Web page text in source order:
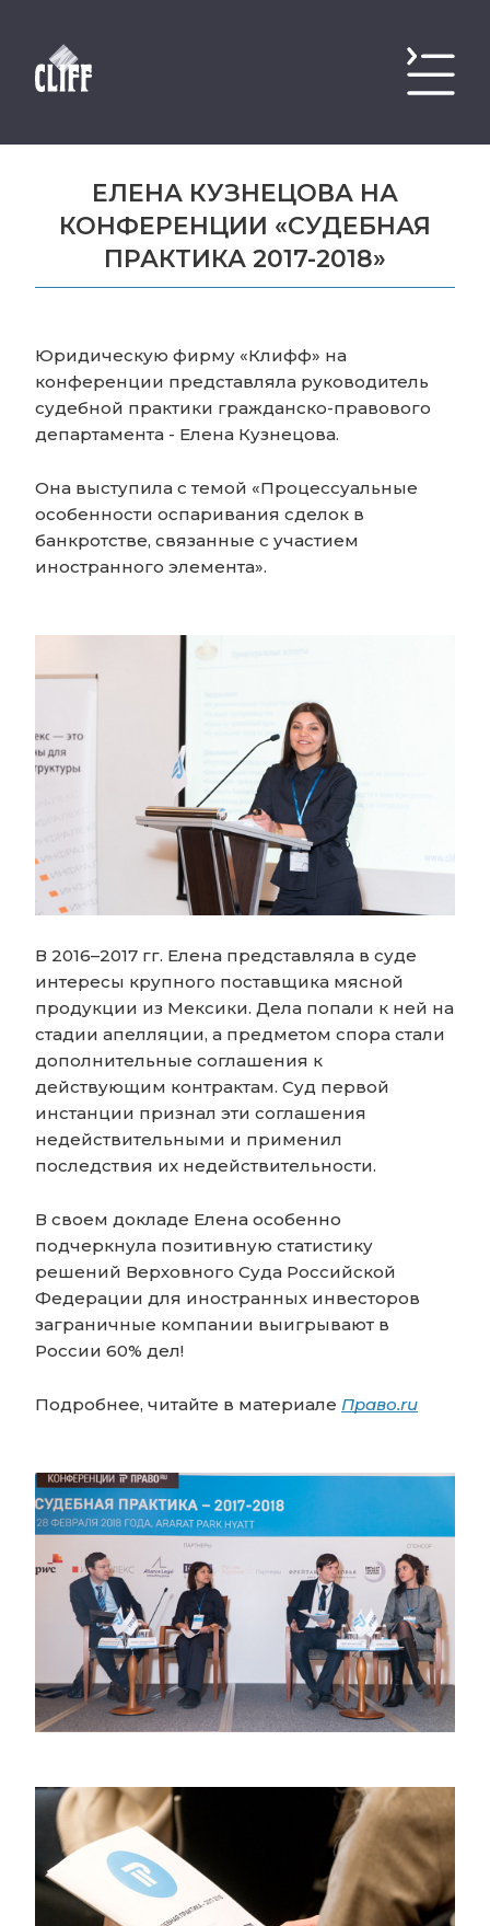
ЕЛЕНА КУЗНЕЦОВА НА
КОНФЕРЕНЦИИ «СУДЕБНАЯ
ПРАКТИКА 2017-2018»
Юридическую фирму «Клифф» на
конференции представляла руководитель
судебной практики гражданско-правового
департамента - Елена Кузнецова.
Она выступила с темой «Процессуальные
особенности оспаривания сделок в
банкротстве, связанные с участием
иностранного элемента».
В 2016–2017 гг. Елена представляла в суде
интересы крупного поставщика мясной
продукции из Мексики. Дела попали к ней на
стадии апелляции, а предметом спора стали
дополнительные соглашения к
действующим контрактам. Суд первой
инстанции признал эти соглашения
недействительными и применил
последствия их недействительности.
В своем докладе Елена особенно
подчеркнула позитивную статистику
решений Верховного Суда Российской
Федерации для иностранных инвесторов
заграничные компании выигрывают в
России 60% дел!
Подробнее, читайте в материале Право.ru